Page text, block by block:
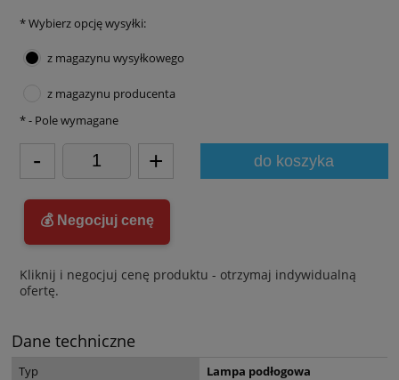
*Wybierz opcję wysyłki:
z magazynu wysyłkowego
z magazynu producenta
- + do koszyka
*- Pole wymagane
💰 Negocjuj cenę
Kliknij i negocjuj cenę produktu - otrzymaj indywidualną
ofertę.
Dane techniczne
Typ
Lampa podłogowa